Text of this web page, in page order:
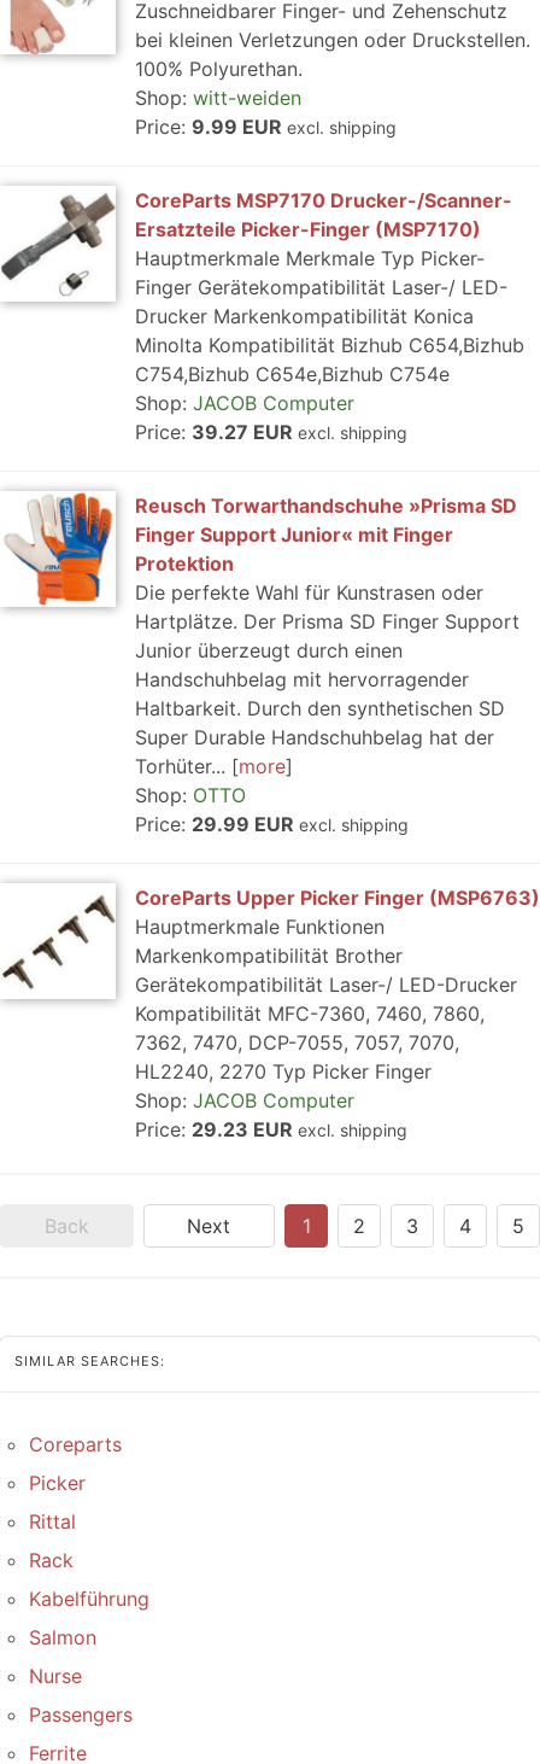
Zuschneidbarer Finger- und Zehenschutz
bei kleinen Verletzungen oder Druckstellen.
100% Polyurethan.
Shop: witt-weiden
Price: 9.99 EUR excl. shipping
CoreParts MSP7170 Drucker-/Scanner-
Ersatzteile Picker-Finger (MSP7170)
Hauptmerkmale Merkmale Typ Picker-
Finger Gerätekompatibilität Laser-/ LED-
Drucker Markenkompatibilität Konica
Minolta Kompatibilität Bizhub C654,Bizhub
C754,Bizhub C654e,Bizhub C754e
Shop: JACOB Computer
Price: 39.27 EUR excl. shipping
Reusch Torwarthandschuhe »Prisma SD
Finger Support Junior« mit Finger
Protektion
Die perfekte Wahl für Kunstrasen oder
Hartplätze. Der Prisma SD Finger Support
Junior überzeugt durch einen
Handschuhbelag mit hervorragender
Haltbarkeit. Durch den synthetischen SD
Super Durable Handschuhbelag hat der
Torhüter...
more
Shop: OTTO
Price: 29.99 EUR excl. shipping
CoreParts Upper Picker Finger (MSP6763)
Hauptmerkmale Funktionen
Markenkompatibilität Brother
Gerätekompatibilität Laser-/ LED-Drucker
Kompatibilität MFC-7360, 7460, 7860,
7362, 7470, DCP-7055, 7057, 7070,
HL2240, 2270 Typ Picker Finger
Shop: JACOB Computer
Price: 29.23 EUR excl. shipping
Back Next 1 2 3 4 5
SIMILAR SEARCHES:
Coreparts
Picker
Rittal
Rack
Kabelführung
Salmon
Nurse
Passengers
Ferrite